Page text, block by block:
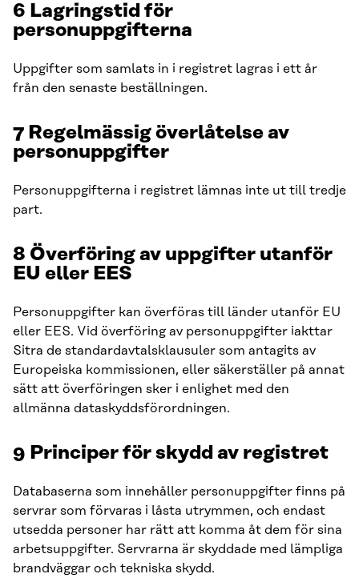
6 Lagringstid för
personuppgifterna
Uppgifter som samlats in i registret lagras i ett år
från den senaste beställningen.
7 Regelmässig överlåtelse av
personuppgifter
Personuppgifterna i registret lämnas inte ut till tredje
part.
8 Överföring av uppgifter utanför
EU eller EES
Personuppgifter kan överföras till länder utanför EU
eller EES. Vid överföring av personuppgifter iakttar
Sitra de standardavtalsklausuler som antagits av
Europeiska kommissionen, eller säkerställer på annat
sätt att överföringen sker i enlighet med den
allmänna dataskyddsförordningen.
9 Principer för skydd av registret
Databaserna som innehåller personuppgifter finns på
servrar som förvaras i låsta utrymmen, och endast
utsedda personer har rätt att komma åt dem för sina
arbetsuppgifter. Servrarna är skyddade med lämpliga
brandväggar och tekniska skydd.